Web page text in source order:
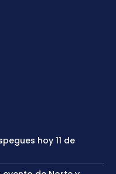
hoy 11 de